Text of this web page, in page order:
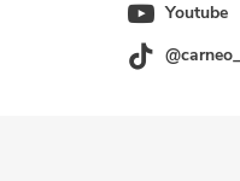
Youtube